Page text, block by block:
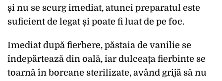
și nu se scurg imediat, atunci preparatul este
suficient de legat și poate fi luat de pe foc.
Imediat după fierbere, păstaia de vanilie se
îndepărtează din oală, iar dulceața fierbinte se
toarnă în borcane sterilizate, având grijă să nu